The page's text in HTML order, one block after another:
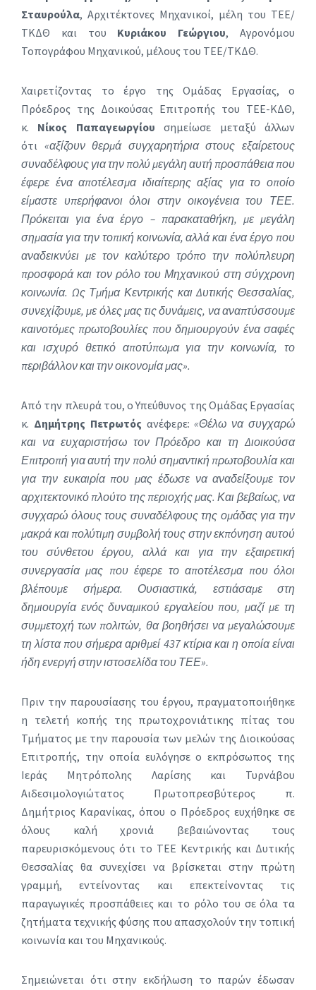
Σταυρούλα, Αρχιτέκτονες Μηχανικοί, μέλη του ΤΕΕ/
ΤΚΔΘ και του Κυριάκου Γεώργιου, Αγρονόμου
Τοπογράφου Μηχανικού, μέλους του ΤΕΕ/ΤΚΔΘ.
Χαιρετίζοντας το έργο της Ομάδας Εργασίας, ο
Πρόεδρος της Δοικούσας Επιτροπής του ΤΕΕ-ΚΔΘ,
κ. Νίκος Παπαγεωργίου σημείωσε μεταξύ άλλων
ότι «αξίζουν θερμά συγχαρητήρια στους εξαίρετους
συναδέλφους για την πολύ μεγάλη αυτή προσπάθεια που
έφερε ένα αποτέλεσμα ιδιαίτερης αξίας για το οποίο
είμαστε υπερήφανοι όλοι στην οικογένεια του ΤΕΕ.
Πρόκειται για ένα έργο – παρακαταθήκη, με μεγάλη
σημασία για την τοπική κοινωνία, αλλά και ένα έργο που
αναδεικνύει με τον καλύτερο τρόπο την πολύπλευρη
προσφορά και τον ρόλο του Μηχανικού στη σύγχρονη
κοινωνία. Ως Τμήμα Κεντρικής και Δυτικής Θεσσαλίας,
συνεχίζουμε, με όλες μας τις δυνάμεις, να αναπτύσσουμε
καινοτόμες πρωτοβουλίες που δημιουργούν ένα σαφές
και ισχυρό θετικό αποτύπωμα για την κοινωνία, το
περιβάλλον και την οικονομία μας».
Από την πλευρά του, ο Υπεύθυνος της Ομάδας Εργασίας
κ. Δημήτρης Πετρωτός ανέφερε:«Θέλω να συγχαρώ
και να ευχαριστήσω τον Πρόεδρο και τη Διοικούσα
Επιτροπή για αυτή την πολύ σημαντική πρωτοβουλία και
για την ευκαιρία που μας έδωσε να αναδείξουμε τον
αρχιτεκτονικό πλούτο της περιοχής μας. Και βεβαίως, να
συγχαρώ όλους τους συναδέλφους της ομάδας για την
μακρά και πολύτιμη συμβολή τους στην εκπόνηση αυτού
του σύνθετου έργου, αλλά και για την εξαιρετική
συνεργασία μας που έφερε το αποτέλεσμα που όλοι
βλέπουμε σήμερα. Ουσιαστικά, εστιάσαμε στη
δημιουργία ενός δυναμικού εργαλείου που, μαζί με τη
συμμετοχή των πολιτών, θα βοηθήσει να μεγαλώσουμε
τη λίστα που σήμερα αριθμεί 437 κτίρια και η οποία είναι
ήδη ενεργή στην ιστοσελίδα του ΤΕΕ».
Πριν την παρουσίασης του έργου, πραγματοποιήθηκε
η τελετή κοπής της πρωτοχρονιάτικης πίτας του
Τμήματος με την παρουσία των μελών της Διοικούσας
Επιτροπής, την οποία ευλόγησε ο εκπρόσωπος της
Ιεράς Μητρόπολης Λαρίσης και Τυρνάβου
Αιδεσιμολογιώτατος Πρωτοπρεσβύτερος π.
Δημήτριος Καρανίκας, όπου ο Πρόεδρος ευχήθηκε σε
όλους καλή χρονιά βεβαιώνοντας τους
παρευρισκόμενους ότι το ΤΕΕ Κεντρικής και Δυτικής
Θεσσαλίας θα συνεχίσει να βρίσκεται στην πρώτη
γραμμή, εντείνοντας και επεκτείνοντας τις
παραγωγικές προσπάθειες και το ρόλο του σε όλα τα
ζητήματα τεχνικής φύσης που απασχολούν την τοπική
κοινωνία και του Μηχανικούς.
Σημειώνεται ότι στην εκδήλωση το παρών έδωσαν